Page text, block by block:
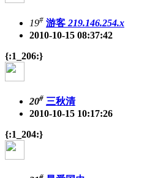
19# 游客 219.146.254.x
2010-10-15 08:37:42
{:1_206:}
20# 三秋清
2010-10-15 10:17:26
{:1_204:}